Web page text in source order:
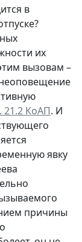
в
их
вызовам –
21.2 КоАП. И
явку
причины